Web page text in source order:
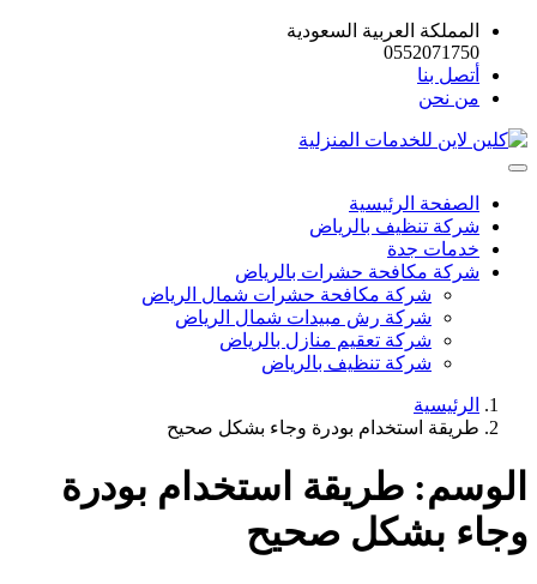
المملكة العربية السعودية
0552071750
أتصل بنا
من نحن
الصفحة الرئيسية
شركة تنظيف بالرياض
خدمات جدة
شركة مكافحة حشرات بالرياض
شركة مكافحة حشرات شمال الرياض
شركة رش مبيدات شمال الرياض
شركة تعقيم منازل بالرياض
شركة تنظيف بالرياض
الرئيسية
طريقة استخدام بودرة وجاء بشكل صحيح
الوسم: طريقة استخدام بودرة
وجاء بشكل صحيح